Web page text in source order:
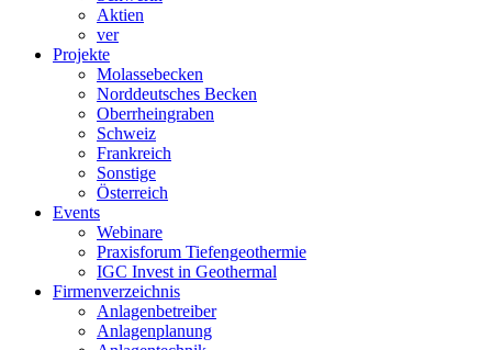
Aktien
ver
Projekte
Molassebecken
Norddeutsches Becken
Oberrheingraben
Schweiz
Frankreich
Sonstige
Österreich
Events
Webinare
Praxisforum Tiefengeothermie
IGC Invest in Geothermal
Firmenverzeichnis
Anlagenbetreiber
Anlagenplanung